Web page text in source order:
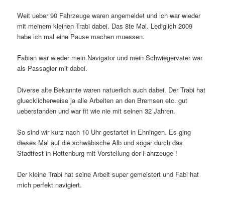
Weit ueber 90 Fahrzeuge waren angemeldet und ich war wieder
mit meinem kleinen Trabi dabei. Das 8te Mal. Lediglich 2009
habe ich mal eine Pause machen muessen.
Fabian war wieder mein Navigator und mein Schwiegervater war
als Passagier mit dabei.
Diverse alte Bekannte waren natuerlich auch dabei. Der Trabi hat
gluecklicherweise ja alle Arbeiten an den Bremsen etc. gut
ueberstanden und war fit wie nie mit seinen 32 Jahren.
So sind wir kurz nach 10 Uhr gestartet in Ehningen. Es ging
dieses Mal auf die schwäbische Alb und sogar durch das
Stadtfest in Rottenburg mit Vorstellung der Fahrzeuge !
Der kleine Trabi hat seine Arbeit super gemeistert und Fabi hat
mich perfekt navigiert.